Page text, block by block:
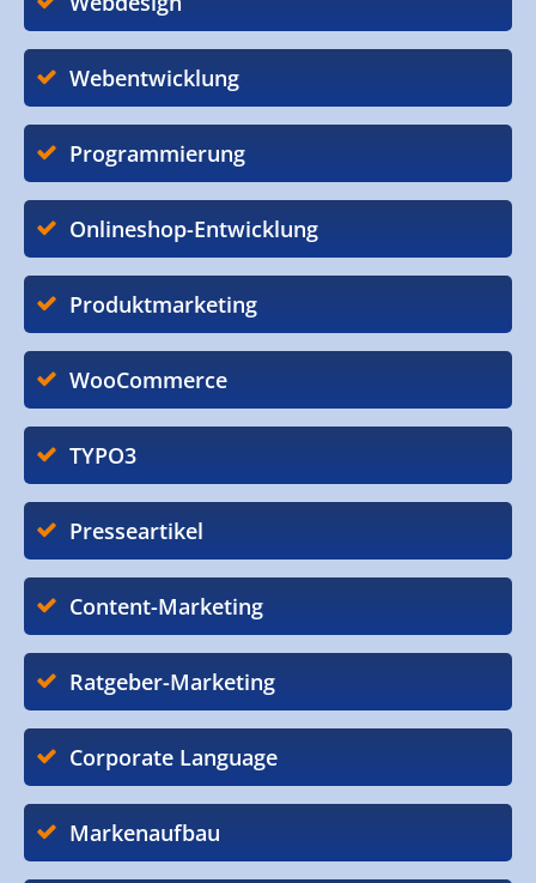
Webentwicklung
Programmierung
Onlineshop-Entwicklung
Produktmarketing
WooCommerce
TYPO3
Presseartikel
Content-Marketing
Ratgeber-Marketing
Corporate Language
Markenaufbau